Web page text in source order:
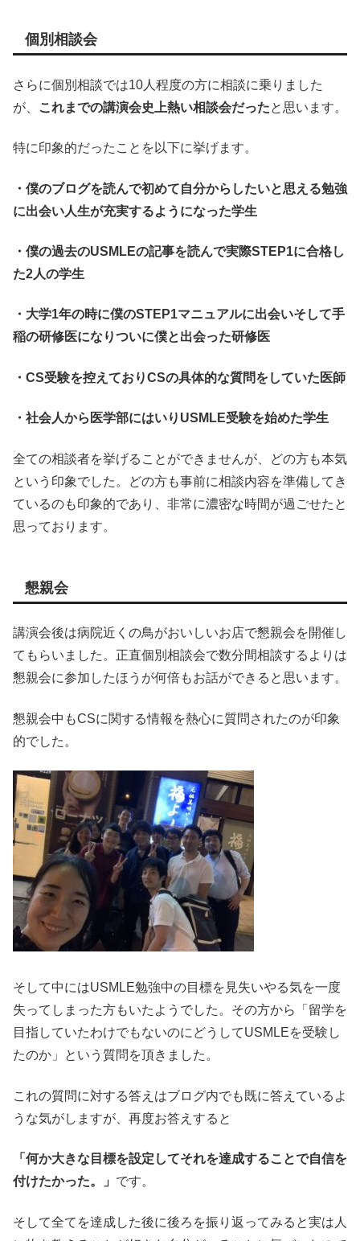
個別相談会
さらに個別相談では10人程度の方に相談に乗りました
が、
これまでの講演会史上熱い相談会だったと思います。
特に印象的だったことを以下に挙げます。
・僕のブログを読んで初めて自分からしたいと思える勉強
に出会い人生が充実するようになった学生
・僕の過去のUSMLEの記事を読んで実際STEP1に合格し
た2人の学生
・大学1年の時に僕のSTEP1マニュアルに出会いそして手
稲の研修医になりついに僕と出会った研修医
・CS受験を控えておりCSの具体的な質問をしていた医師
・社会人から医学部にはいりUSMLE受験を始めた学生
全ての相談者を挙げることができませんが、どの方も本気
という印象でした。どの方も事前に相談内容を準備してき
ているのも印象的であり、非常に濃密な時間が過ごせたと
思っております。
懇親会
講演会後は病院近くの鳥がおいしいお店で懇親会を開催し
てもらいました。正直個別相談会で数分間相談するよりは
懇親会に参加したほうが何倍もお話ができると思います。
懇親会中もCSに関する情報を熱心に質問されたのが印象
的でした。
そして中にはUSMLE勉強中の目標を見失いやる気を一度
失ってしまった方もいたようでした。その方から「留学を
目指していたわけでもないのにどうしてUSMLEを受験し
たのか」という質問を頂きました。
これの質問に対する答えはブログ内でも既に答えているよ
うな気がしますが、再度お答えすると
「何か大きな目標を設定してそれを達成することで自信を
付けたかった。」 です。
そして全てを達成した後に後ろを振り返ってみると実は人